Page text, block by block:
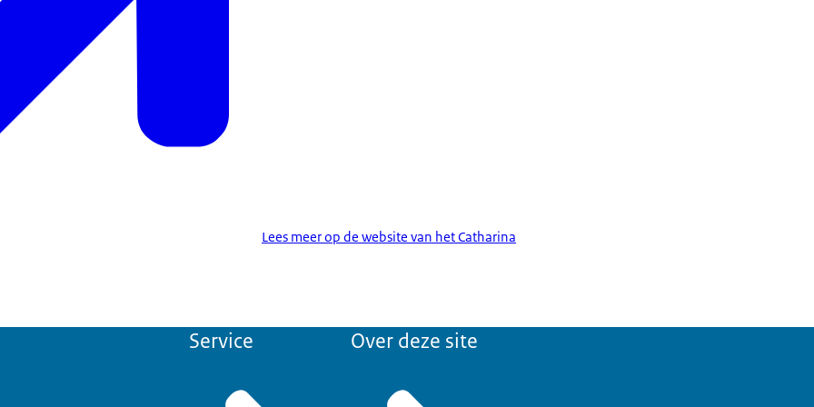
Lees meer op de website van het Catharina
Service Over deze site